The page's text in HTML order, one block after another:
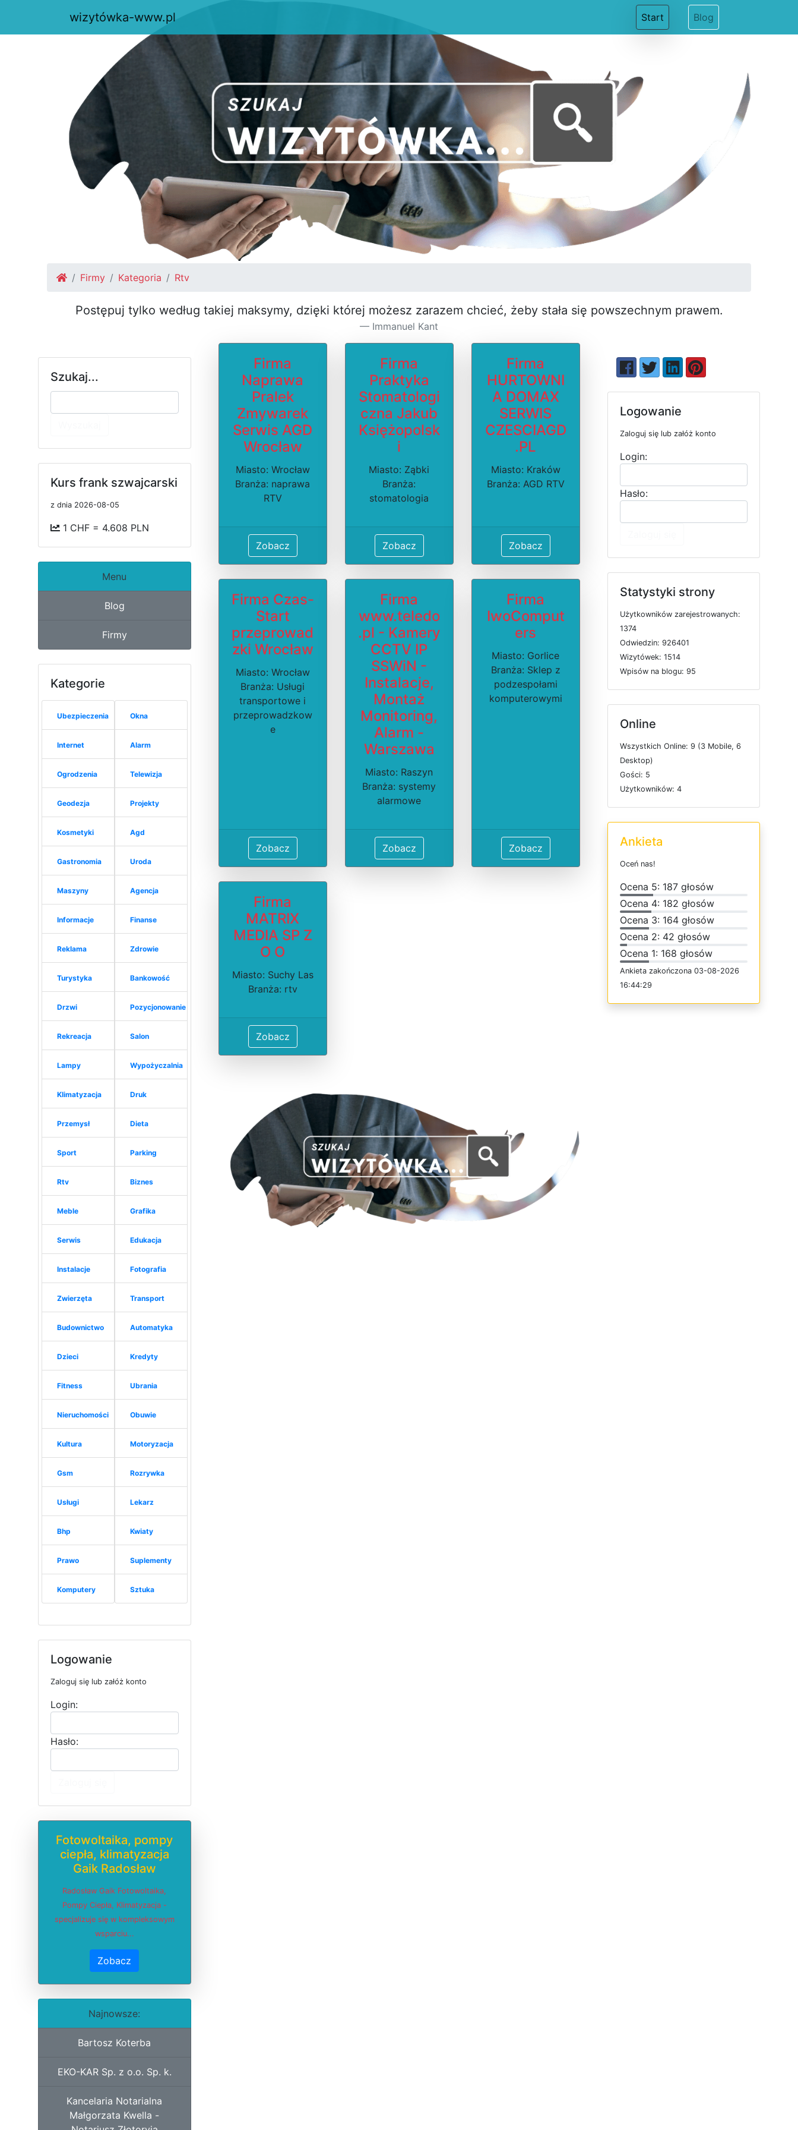
Firmy Kategoria Rtv
Postępuj tylko według takiej maksymy, dzięki której możesz za­razem chcieć, żeby stała się pow­szechnym prawem.
Immanuel Kant
wizytówka-www.pl Start (current)Blog
Szukaj...
Kurs frank szwajcarski
z dnia 2026-08-05
1 CHF = 4.608 PLN
Menu
Blog
Firmy
Kategorie
Ubezpieczenia
Internet
Ogrodzenia
Geodezja
Kosmetyki
Gastronomia
Maszyny
Informacje
Reklama
Turystyka
Drzwi
Rekreacja
Lampy
Klimatyzacja
Przemysł
Sport
Rtv
Meble
Serwis
Instalacje
Zwierzęta
Budownictwo
Dzieci
Fitness
Nieruchomości
Kultura
Gsm
Usługi
Bhp
Prawo
Komputery
Okna
Alarm
Telewizja
Projekty
Agd
Uroda
Agencja
Finanse
Zdrowie
Bankowość
Pozycjonowanie
Salon
Wypożyczalnia
Druk
Dieta
Parking
Biznes
Grafika
Edukacja
Fotografia
Transport
Automatyka
Kredyty
Ubrania
Obuwie
Motoryzacja
Rozrywka
Lekarz
Kwiaty
Suplementy
Sztuka
Logowanie
Zaloguj się lub załóż konto
Login:
Hasło:
Fotowoltaika, pompy
ciepła, klimatyzacja
Gaik Radosław
Radosław Gaik Fotowoltaika,
Pompy Ciepła, Klimatyzacja -
specjalizuje się w kompleksowym
wsparciu...
Zobacz
Najnowsze:
Bartosz Koterba
EKO-KAR Sp. z o.o. Sp. k.
Kancelaria Notarialna
Małgorzata Kwella -
Firma
Naprawa
Pralek
Zmywarek
Serwis AGD
Wrocław
Miasto: Wrocław
Branża: naprawa
RTV
Zobacz
Firma
Praktyka
Stomatologi
czna Jakub
Księżopolsk
i
Miasto: Ząbki
Branża:
stomatologia
Zobacz
Firma
HURTOWNI
A DOMAX
SERWIS
CZESCIAGD
.PL
Miasto: Kraków
Branża: AGD RTV
Zobacz
Firma Czas-
Start
przeprowad
zki Wrocław
Miasto: Wrocław
Branża: Usługi
transportowe i
przeprowadzkow
e
Zobacz
Firma
www.teledo
.pl - Kamery
CCTV IP
SSWiN -
Instalacje,
Montaż
Monitoring,
Alarm -
Warszawa
Miasto: Raszyn
Branża: systemy
alarmowe
Zobacz
Firma
IwoComput
ers
Miasto: Gorlice
Branża: Sklep z
podzespołami
komputerowymi
Zobacz
Firma
MATRIX
MEDIA SP Z
O O
Miasto: Suchy Las
Branża: rtv
Zobacz
Logowanie
Zaloguj się lub załóż konto
Login:
Hasło:
Statystyki strony
Użytkowników zarejestrowanych:
1374
Odwiedzin: 926401
Wizytówek: 1514
Wpisów na blogu: 95
Online
Wszystkich Online: 9 (3 Mobile, 6
Desktop)
Gości: 5
Użytkowników: 4
Ankieta
Oceń nas!
Ocena 5: 187 głosów
Ocena 4: 182 głosów
Ocena 3: 164 głosów
Ocena 2: 42 głosów
Ocena 1: 168 głosów
Ankieta zakończona 03-08-2026
16:44:29